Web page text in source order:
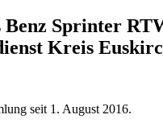
Benz Sprinter
Kreis
seit 1. August 2016.